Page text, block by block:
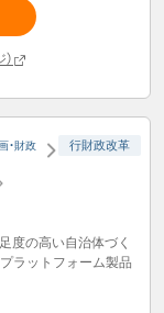
・財政 行財政改革
度の高い自治体づく
ラットフォーム製品